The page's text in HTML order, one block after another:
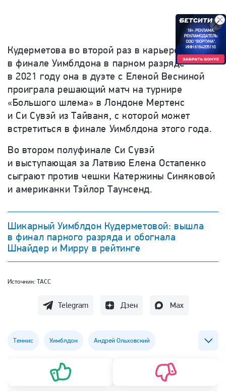
Кудерметова во второй раз в карьере сыграет
в финале Уимблдона в парном разряде —
в 2021 году она в дуэте с Еленой Весниной
проиграла решающий матч на турнире
«Большого шлема» в Лондоне Мертенс
и Си Сувэй из Тайваня, с которой может
встретиться в финале Уимблдона этого года.
Во втором полуфинале Си Сувэй
и выступающая за Латвию Елена Остапенко
сыграют против чешки Катержины Синяковой
и американки Тэйлор Таунсенд.
Шикарный Уимблдон Кудерметовой: вышла
в финал парного разряда и обогнала
Шнайдер и Мирру в рейтинге
Источник: ТАСС
Telegram Дзен Max
Теннис Уимблдон Андрей Ольховский
Вероника Кудерметова